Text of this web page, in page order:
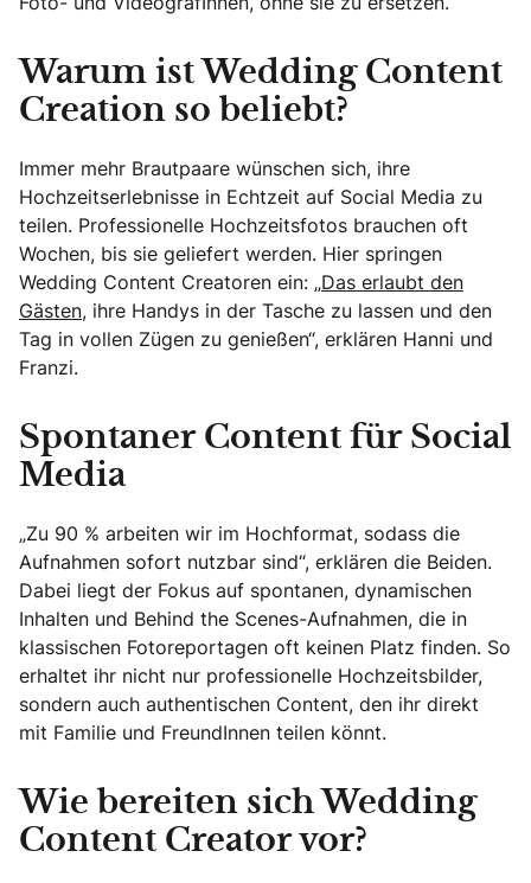
Warum ist Wedding Content
Creation so beliebt?
Immer mehr Brautpaare wünschen sich, ihre
Hochzeitserlebnisse in Echtzeit auf Social Media zu
teilen. Professionelle Hochzeitsfotos brauchen oft
Wochen, bis sie geliefert werden. Hier springen
Wedding Content Creatoren ein: „Das erlaubt den
Gästen, ihre Handys in der Tasche zu lassen und den
Tag in vollen Zügen zu genießen“, erklären Hanni und
Franzi.
Spontaner Content für Social
Media
„Zu 90 % arbeiten wir im Hochformat, sodass die
Aufnahmen sofort nutzbar sind“, erklären die Beiden.
Dabei liegt der Fokus auf spontanen, dynamischen
Inhalten und Behind the Scenes-Aufnahmen, die in
klassischen Fotoreportagen oft keinen Platz finden. So
erhaltet ihr nicht nur professionelle Hochzeitsbilder,
sondern auch authentischen Content, den ihr direkt
mit Familie und FreundInnen teilen könnt.
Wie bereiten sich Wedding
Content Creator vor?